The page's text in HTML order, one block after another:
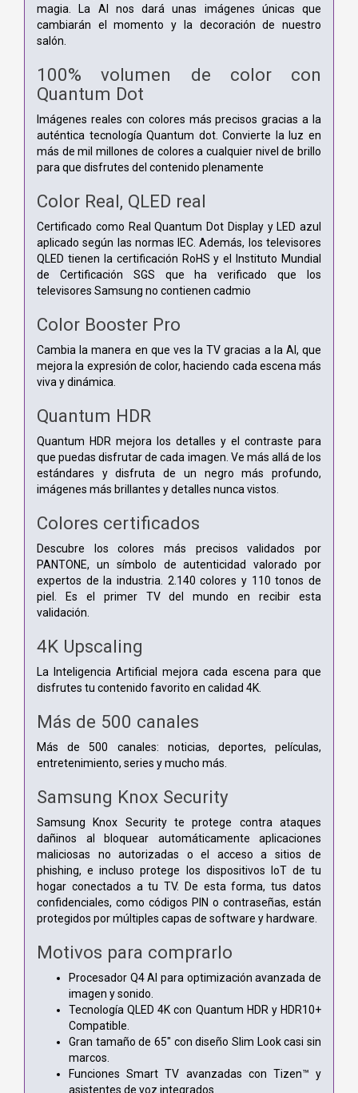
magia. La AI nos dará unas imágenes únicas que
cambiarán el momento y la decoración de nuestro
salón.
100% volumen de color con
Quantum Dot
Imágenes reales con colores más precisos gracias a la
auténtica tecnología Quantum dot. Convierte la luz en
más de mil millones de colores a cualquier nivel de brillo
para que disfrutes del contenido plenamente
Color Real, QLED real
Certificado como Real Quantum Dot Display y LED azul
aplicado según las normas IEC. Además, los televisores
QLED tienen la certificación RoHS y el Instituto Mundial
de Certificación SGS que ha verificado que los
televisores Samsung no contienen cadmio
Color Booster Pro
Cambia la manera en que ves la TV gracias a la AI, que
mejora la expresión de color, haciendo cada escena más
viva y dinámica.
Quantum HDR
Quantum HDR mejora los detalles y el contraste para
que puedas disfrutar de cada imagen. Ve más allá de los
estándares y disfruta de un negro más profundo,
imágenes más brillantes y detalles nunca vistos.
Colores certificados
Descubre los colores más precisos validados por
PANTONE, un símbolo de autenticidad valorado por
expertos de la industria. 2.140 colores y 110 tonos de
piel. Es el primer TV del mundo en recibir esta
validación.
4K Upscaling
La Inteligencia Artificial mejora cada escena para que
disfrutes tu contenido favorito en calidad 4K.
Más de 500 canales
Más de 500 canales: noticias, deportes, películas,
entretenimiento, series y mucho más.
Samsung Knox Security
Samsung Knox Security te protege contra ataques
dañinos al bloquear automáticamente aplicaciones
maliciosas no autorizadas o el acceso a sitios de
phishing, e incluso protege los dispositivos IoT de tu
hogar conectados a tu TV. De esta forma, tus datos
confidenciales, como códigos PIN o contraseñas, están
protegidos por múltiples capas de software y hardware.
Motivos para comprarlo
Procesador Q4 AI para optimización avanzada de
imagen y sonido.
Tecnología QLED 4K con Quantum HDR y HDR10+
Compatible.
Gran tamaño de 65" con diseño Slim Look casi sin
marcos.
Funciones Smart TV avanzadas con Tizen™ y
asistentes de voz integrados.